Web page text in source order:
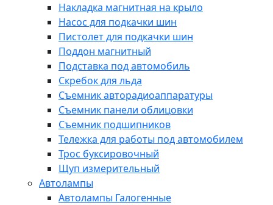
Накладка магнитная на крыло
Насос для подкачки шин
Пистолет для подкачки шин
Поддон магнитный
Подставка под автомобиль
Скребок для льда
Съемник авторадиоаппаратуры
Съемник панели облицовки
Съемник подшипников
Тележка для работы под автомобилем
Трос буксировочный
Щуп измерительный
Автолампы
Автолампы Галогенные